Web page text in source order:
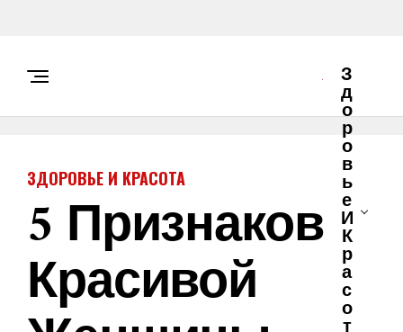
З
Д
О
Р
О
В
Ь
Е
И
К
Р
А
С
О
ЗДОРОВЬЕ И КРАСОТА
5 Признаков
Красивой